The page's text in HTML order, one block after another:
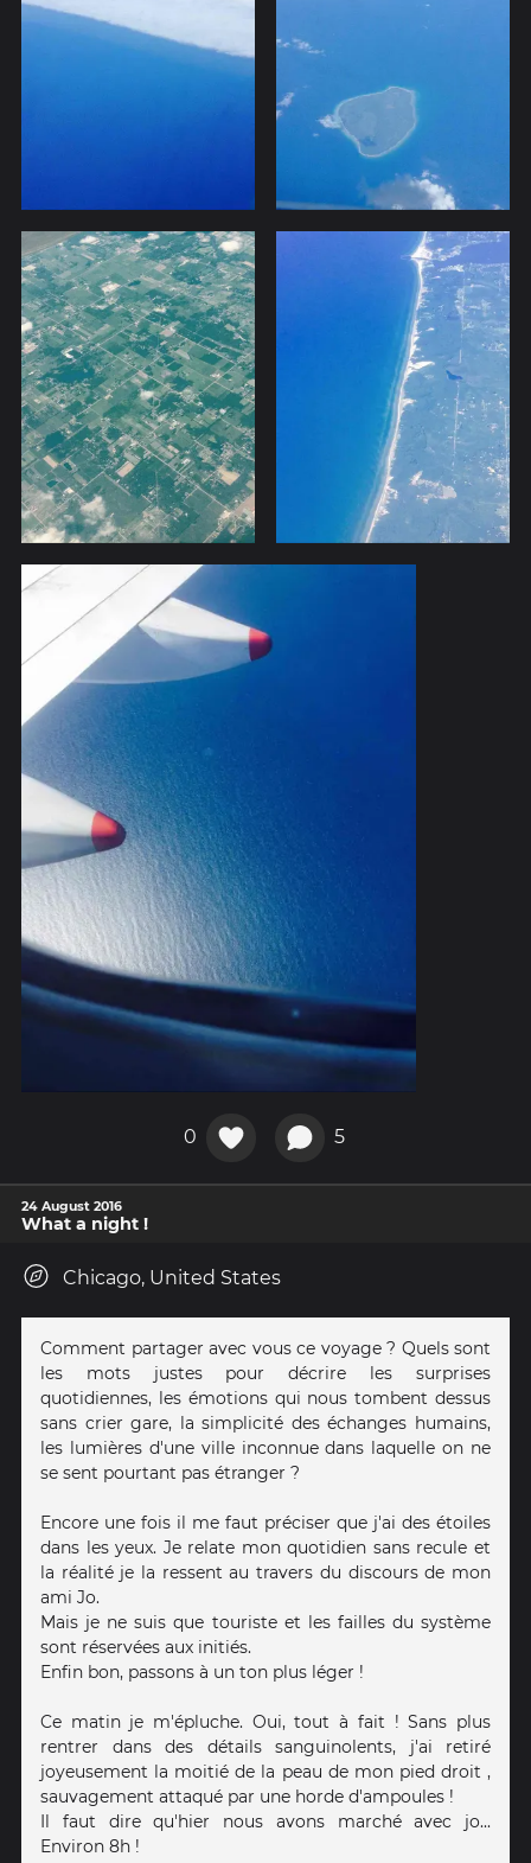
0 5
24 August 2016
What a night !
Chicago, United States
Comment partager avec vous ce voyage ? Quels sont
les mots justes pour décrire les surprises
quotidiennes, les émotions qui nous tombent dessus
sans crier gare, la simplicité des échanges humains,
les lumières d'une ville inconnue dans laquelle on ne
se sent pourtant pas étranger ?
Encore une fois il me faut préciser que j'ai des étoiles
dans les yeux. Je relate mon quotidien sans recule et
la réalité je la ressent au travers du discours de mon
ami Jo.
Mais je ne suis que touriste et les failles du système
sont réservées aux initiés.
Enfin bon, passons à un ton plus léger !
Ce matin je m'épluche. Oui, tout à fait ! Sans plus
rentrer dans des détails sanguinolents, j'ai retiré
joyeusement la moitié de la peau de mon pied droit ,
sauvagement attaqué par une horde d'ampoules !
Il faut dire qu'hier nous avons marché avec jo...
Environ 8h !